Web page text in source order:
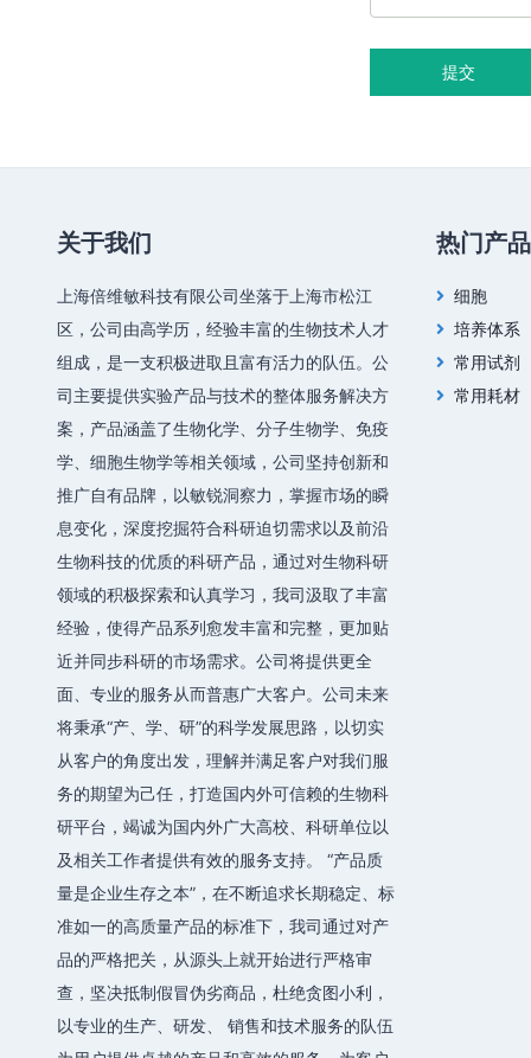
提交
关于我们
上海倍维敏科技有限公司坐落于上海市松江
区，公司由高学历，经验丰富的生物技术人才
组成，是一支积极进取且富有活力的队伍。公
司主要提供实验产品与技术的整体服务解决方
案，产品涵盖了生物化学、分子生物学、免疫
学、细胞生物学等相关领域，公司坚持创新和
推广自有品牌，以敏锐洞察力，掌握市场的瞬
息变化，深度挖掘符合科研迫切需求以及前沿
生物科技的优质的科研产品，通过对生物科研
领域的积极探索和认真学习，我司汲取了丰富
经验，使得产品系列愈发丰富和完整，更加贴
近并同步科研的市场需求。公司将提供更全
面、专业的服务从而普惠广大客户。公司未来
将秉承“产、学、研”的科学发展思路，以切实
从客户的角度出发，理解并满足客户对我们服
务的期望为己任，打造国内外可信赖的生物科
研平台，竭诚为国内外广大高校、科研单位以
及相关工作者提供有效的服务支持。 “产品质
量是企业生存之本”，在不断追求长期稳定、标
准如一的高质量产品的标准下，我司通过对产
品的严格把关，从源头上就开始进行严格审
查，坚决抵制假冒伪劣商品，杜绝贪图小利，
以专业的生产、研发、 销售和技术服务的队伍
热门产品
细胞
培养体系
常用试剂
常用耗材